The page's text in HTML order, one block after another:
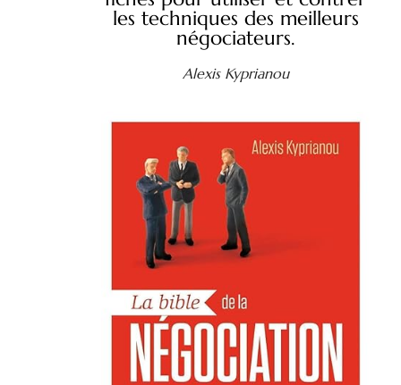
les techniques des meilleurs
négociateurs.
Alexis Kyprianou